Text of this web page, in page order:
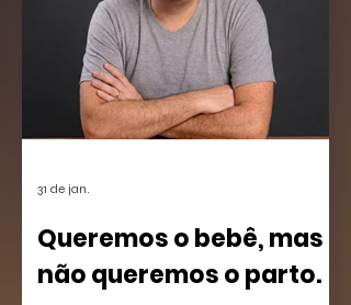
Queremos o bebê, mas
não queremos o parto.
31 de jan.